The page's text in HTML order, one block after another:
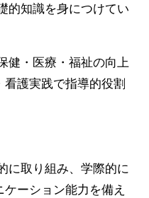
的知識を身につけてい
・医療・福祉の向上
護実践で指導的役割
に取り組み、学際的に
ーション能力を備え